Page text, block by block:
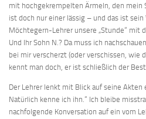
mit hochgekrempelten Ärmeln, den mein
ist doch nur einer lässig – und das ist
Möchtegern-Lehrer unsere „Stunde“ mit
Und Ihr Sohn N.? Da muss ich
bei mir verscherzt (oder verschissen, wie
kennt man doch, er ist schließlich der
Der Lehrer lenkt mit Blick auf seine Akten
Natürlich kenne ich ihn.“ Ich bleibe
nachfolgende Konversation auf ein vom